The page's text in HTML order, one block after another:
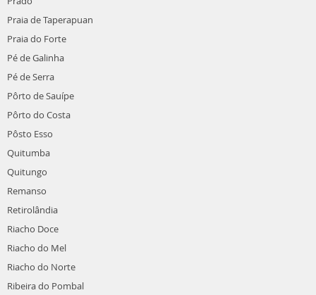
Praia de Taperapuan
Praia do Forte
Pé de Galinha
Pé de Serra
Pôrto de Sauípe
Pôrto do Costa
Pôsto Esso
Quitumba
Quitungo
Remanso
Retirolândia
Riacho Doce
Riacho do Mel
Riacho do Norte
Ribeira do Pombal